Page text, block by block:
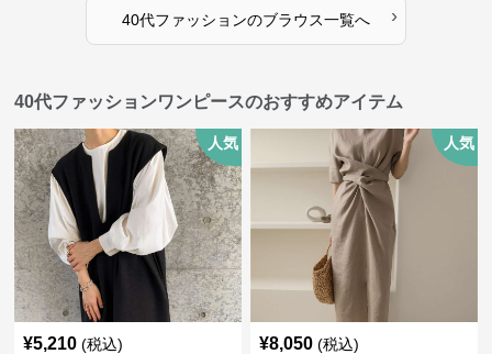
40代ファッションのブラウス一覧へ ›
40代ファッションワンピースのおすすめアイテム
人気
¥5,210 (税込)
人気
¥8,050 (税込)